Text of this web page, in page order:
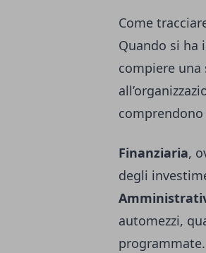
Come
Quando si ha
compiere
Finanziaria,
degli
automezzi,
programmate.